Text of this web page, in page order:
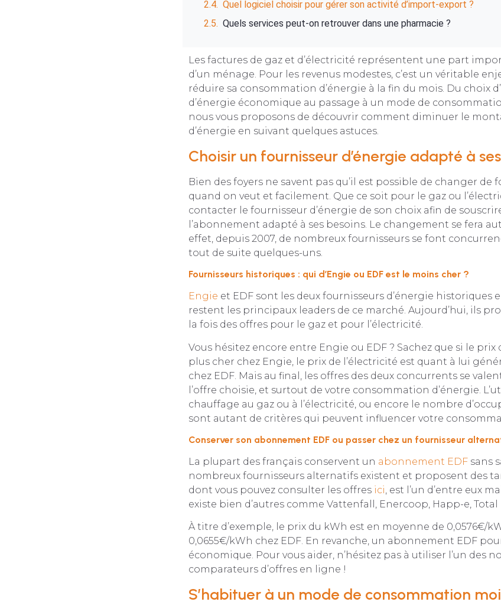
Quel logiciel choisir pour gérer son activité d’import-export ?
Quels services peut-on retrouver dans une pharmacie ?
Les factures de gaz et d’électricité représentent une part
d’un ménage. Pour les revenus modestes, c’est un véritable
réduire sa consommation d’énergie à la fin du mois. Du choix
d’énergie économique au passage à un mode de
nous vous proposons de découvrir comment diminuer le
d’énergie en suivant quelques astuces.
Choisir un fournisseur d’énergie adapté à
Bien des foyers ne savent pas qu’il est possible de changer de
quand on veut et facilement. Que ce soit pour le gaz ou
contacter le fournisseur d’énergie de son choix afin de
l’abonnement adapté à ses besoins. Le changement se fera
effet, depuis 2007, de nombreux fournisseurs se font
tout de suite quelques-uns.
Fournisseurs historiques : qui d’Engie ou EDF est le moins cher ?
Engie et EDF sont les deux fournisseurs d’énergie historiques
restent les principaux leaders de ce marché. Aujourd’hui, ils
la fois des offres pour le gaz et pour l’électricité.
Vous hésitez encore entre Engie ou EDF ? Sachez que si le prix
plus cher chez Engie, le prix de l’électricité est quant à lui
chez EDF. Mais au final, les offres des deux concurrents se
l’offre choisie, et surtout de votre consommation d’énergie.
chauffage au gaz ou à l’électricité, ou encore le nombre
sont autant de critères qui peuvent influencer votre
Conserver son abonnement EDF ou passer chez un fournisseur
La plupart des français conservent un abonnement EDFsans
nombreux fournisseurs alternatifs existent et proposent des
dont vous pouvez consulter les offres ici, est l’un d’entre eux
existe bien d’autres comme Vattenfall, Enercoop, Happ-e,
À titre d’exemple, le prix du kWh est en moyenne de 0,0576€/
0,0655€/kWh chez EDF. En revanche, un abonnement EDF
économique. Pour vous aider, n’hésitez pas à utiliser l’un des
comparateurs d’offres en ligne !
S’habituer à un mode de consommation